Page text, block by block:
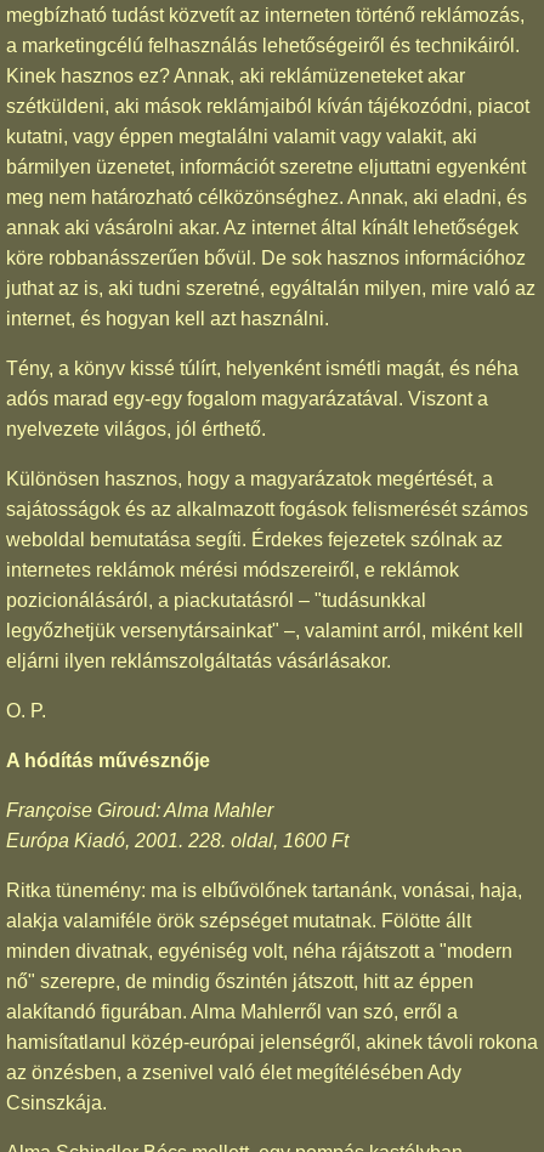
megbízható tudást közvetít az interneten történő reklámozás,
a marketingcélú felhasználás lehetőségeiről és technikáiról.
Kinek hasznos ez? Annak, aki reklámüzeneteket akar
szétküldeni, aki mások reklámjaiból kíván tájékozódni, piacot
kutatni, vagy éppen megtalálni valamit vagy valakit, aki
bármilyen üzenetet, információt szeretne eljuttatni egyenként
meg nem határozható célközönséghez. Annak, aki eladni, és
annak aki vásárolni akar. Az internet által kínált lehetőségek
köre robbanásszerűen bővül. De sok hasznos információhoz
juthat az is, aki tudni szeretné, egyáltalán milyen, mire való az
internet, és hogyan kell azt használni.
Tény, a könyv kissé túlírt, helyenként ismétli magát, és néha
adós marad egy-egy fogalom magyarázatával. Viszont a
nyelvezete világos, jól érthető.
Különösen hasznos, hogy a magyarázatok megértését, a
sajátosságok és az alkalmazott fogások felismerését számos
weboldal bemutatása segíti. Érdekes fejezetek szólnak az
internetes reklámok mérési módszereiről, e reklámok
pozicionálásáról, a piackutatásról – "tudásunkkal
legyőzhetjük versenytársainkat" –, valamint arról, miként kell
eljárni ilyen reklámszolgáltatás vásárlásakor.
O. P.
A hódítás művésznője
Françoise Giroud: Alma Mahler
Európa Kiadó, 2001. 228. oldal, 1600 Ft
Ritka tünemény: ma is elbűvölőnek tartanánk, vonásai, haja,
alakja valamiféle örök szépséget mutatnak. Fölötte állt
minden divatnak, egyéniség volt, néha rájátszott a "modern
nő" szerepre, de mindig őszintén játszott, hitt az éppen
alakítandó figurában. Alma Mahlerről van szó, erről a
hamisítatlanul közép-európai jelenségről, akinek távoli rokona
az önzésben, a zsenivel való élet megítélésében Ady
Csinszkája.